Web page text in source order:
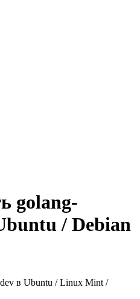
golang-
/ Debian
в Ubuntu / Linux Mint /